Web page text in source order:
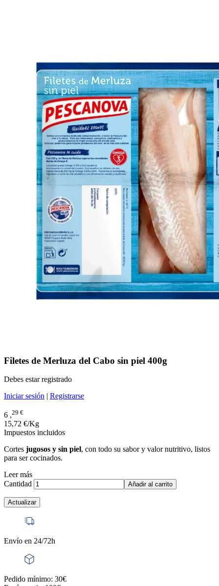
Filetes de Merluza del Cabo sin piel 400g
Debes estar registrado
Iniciar sesión | Registrarse
6 ,29 €
15,72 €/Kg
Impuestos incluidos
Cortes jugosos y sin piel, con todo su sabor y valor nutritivo, listos
para ser cocinados.
Leer más
Cantidad
Añadir al carrito
Envío en 24/72h
Pedido mínimo: 30€